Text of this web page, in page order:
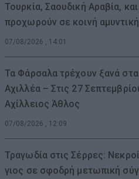
Τουρκία, Σαουδική Αραβία,
προχωρούν σε κοινή
07/08/2026 , 14:01
Τα Φάρσαλα τρέχουν ξανά στα
Αχιλλέα – Στις 27
Αχίλλειος Άθλος
07/08/2026 , 12:09
Τραγωδία στις Σέρρες:
γιος σε σφοδρή μετωπική